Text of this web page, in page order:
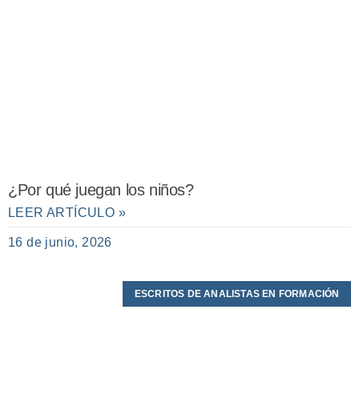
¿Por qué juegan los niños?
LEER ARTÍCULO »
16 de junio, 2026
ESCRITOS DE ANALISTAS EN FORMACIÓN